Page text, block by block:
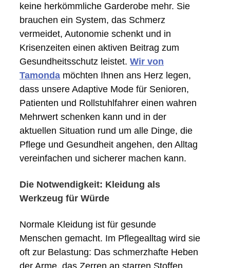
keine herkömmliche Garderobe mehr. Sie
brauchen ein System, das Schmerz
vermeidet, Autonomie schenkt und in
Krisenzeiten einen aktiven Beitrag zum
Gesundheitsschutz leistet. Wir von
Tamonda möchten Ihnen ans Herz legen,
dass unsere Adaptive Mode für Senioren,
Patienten und Rollstuhlfahrer einen wahren
Mehrwert schenken kann und in der
aktuellen Situation rund um alle Dinge, die
Pflege und Gesundheit angehen, den Alltag
vereinfachen und sicherer machen kann.
Die Notwendigkeit: Kleidung als
Werkzeug für Würde
Normale Kleidung ist für gesunde
Menschen gemacht. Im Pflegealltag wird sie
oft zur Belastung: Das schmerzhafte Heben
der Arme, das Zerren an starren Stoffen